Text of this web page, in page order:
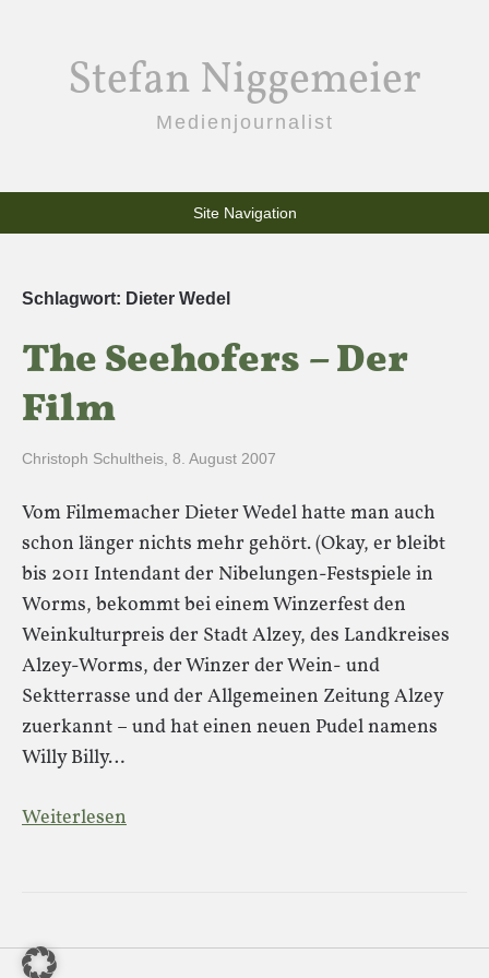
Stefan Niggemeier
Medienjournalist
Site Navigation
Schlagwort: Dieter Wedel
The Seehofers – Der
Film
Christoph Schultheis 8. August 2007
Vom Filmemacher Dieter Wedel hatte man auch
schon länger nichts mehr gehört. (Okay, er bleibt
bis 2011 Intendant der Nibelungen-Festspiele in
Worms, bekommt bei einem Winzerfest den
Weinkulturpreis der Stadt Alzey, des Landkreises
Alzey-Worms, der Winzer der Wein- und
Sektterrasse und der Allgemeinen Zeitung Alzey
zuerkannt – und hat einen neuen Pudel namens
Willy Billy…
Weiterlesen